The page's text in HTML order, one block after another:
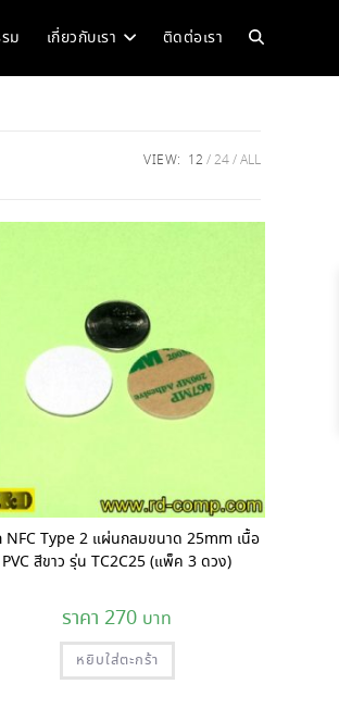
ม เกี่ยวกับเรา ติดต่อเรา Toggle
VIEW: 12 24 ALL
NFC Type 2 แผ่นกลมขนาด 25mm เนื้อ
PVC สีขาว รุ่น TC2C25 (แพ็ค 3 ดวง)
270
หยิบใส่ตะกร้า